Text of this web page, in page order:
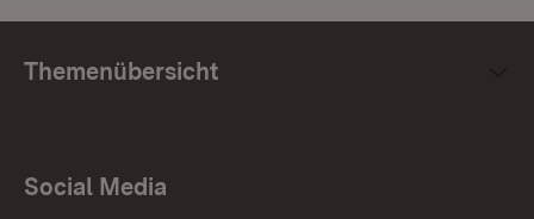
Themenübersicht
Social Media